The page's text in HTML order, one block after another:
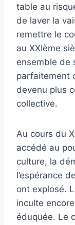
table au
de laver la
remettre le
au XXIème
ensemble de
parfaitement
devenu plus
collective.
Au cours du
accédé au
culture, la
l’espérance
ont explosé.
inculte
éduquée. Le